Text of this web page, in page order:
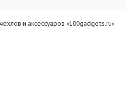
и аксессуаров «100gadgets.ru»